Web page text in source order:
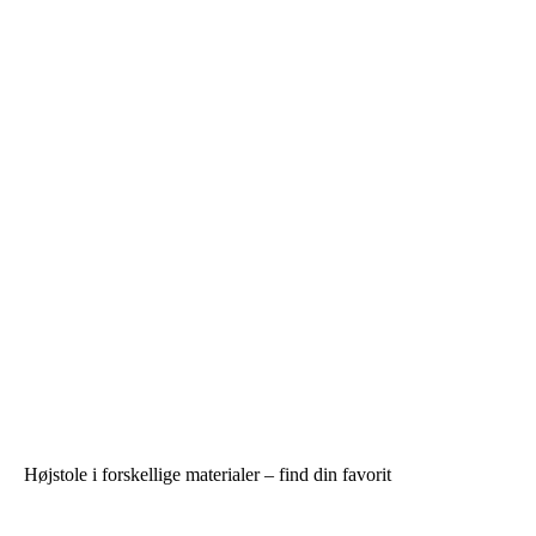
Højstole i forskellige materialer – find din favorit